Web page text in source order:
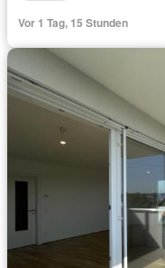
Vor 1 Tag, 15 Stunden